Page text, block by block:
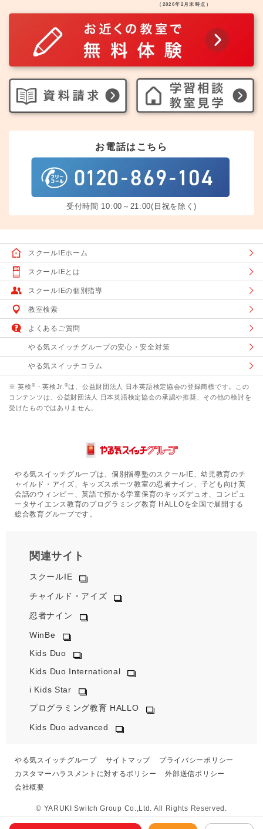
（2026年2月末時点）
お電話はこちら
受付時間 10:00～21:00(日祝を除く)
スクールIEホーム
スクールIEとは
スクールIEの個別指導
教室検索
よくあるご質問
やる気スイッチグループの安心・安全対策
やる気スイッチコラム
※ 英検 ® ・英検Jr. ®は、公益財団法人 日本英語検定協会の登録商標です。この
コンテンツは、公益財団法人 日本英語検定協会の承認や推奨、その他の検討を
受けたものではありません。
やる気スイッチグループは、個別指導塾のスクールIE、幼児教育のチ
ャイルド・アイズ、キッズスポーツ教室の忍者ナイン、子ども向け英
会話のウィンビー、英語で預かる学童保育のキッズデュオ、コンピュ
ータサイエンス教育のプログラミング教育 HALLOを全国で展開する
総合教育グループです。
関連サイト
スクールIE
チャイルド・アイズ
忍者ナイン
WinBe
Kids Duo
Kids Duo International
i Kids Star
プログラミング教育 HALLO
Kids Duo advanced
やる気スイッチグループ サイトマップ
プライバシーポリシー
カスタマーハラスメントに対するポリシー
外部送信ポリシー
会社概要
© YARUKI Switch Group Co.,Ltd. All Rights Reserved.